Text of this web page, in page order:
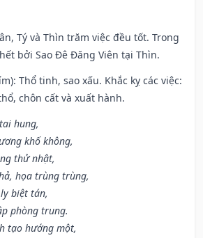
Tý và Thìn trăm việc đều tốt. Trong
bởi Sao Đê Đăng Viên tại Thìn.
Thổ tinh, sao xấu. Khắc kỵ các việc:
chôn cất và xuất hành.
hung,
khố không,
thử nhật,
họa trùng trùng,
biệt tán,
phòng trung.
tạo hướng một,